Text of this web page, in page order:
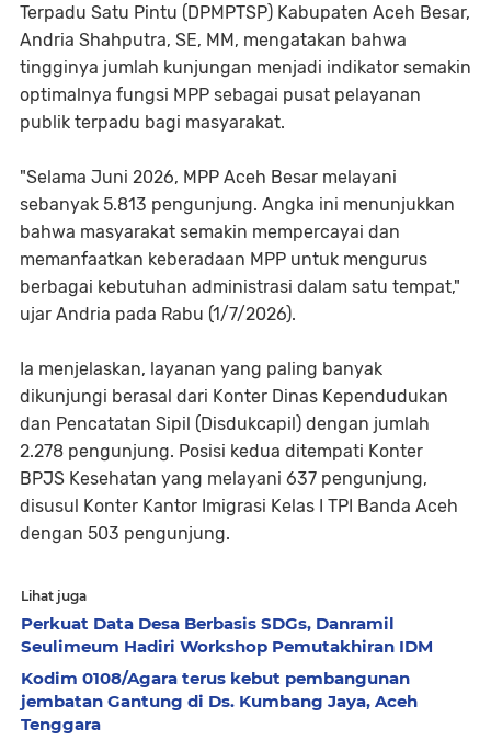
Terpadu Satu Pintu (DPMPTSP) Kabupaten Aceh Besar,
Andria Shahputra, SE, MM, mengatakan bahwa
tingginya jumlah kunjungan menjadi indikator semakin
optimalnya fungsi MPP sebagai pusat pelayanan
publik terpadu bagi masyarakat.
"Selama Juni 2026, MPP Aceh Besar melayani
sebanyak 5.813 pengunjung. Angka ini menunjukkan
bahwa masyarakat semakin mempercayai dan
memanfaatkan keberadaan MPP untuk mengurus
berbagai kebutuhan administrasi dalam satu tempat,"
ujar Andria pada Rabu (1/7/2026).
Ia menjelaskan, layanan yang paling banyak
dikunjungi berasal dari Konter Dinas Kependudukan
dan Pencatatan Sipil (Disdukcapil) dengan jumlah
2.278 pengunjung. Posisi kedua ditempati Konter
BPJS Kesehatan yang melayani 637 pengunjung,
disusul Konter Kantor Imigrasi Kelas I TPI Banda Aceh
dengan 503 pengunjung.
Lihat juga
Perkuat Data Desa Berbasis SDGs, Danramil
Seulimeum Hadiri Workshop Pemutakhiran IDM
Kodim 0108/Agara terus kebut pembangunan
jembatan Gantung di Ds. Kumbang Jaya, Aceh
Tenggara